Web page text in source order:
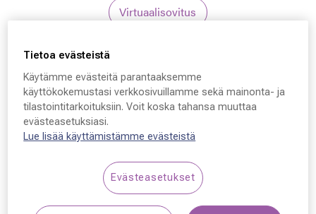
Virtuaalisovitus
Ray-Ban 4378, 710/13
Tietoa evästeistä
Käytämme evästeitä parantaaksemme
käyttökokemustasi verkkosivuillamme sekä mainonta- ja
tilastointitarkoituksiin. Voit koska tahansa muuttaa
evästeasetuksiasi.
Lue lisää käyttämistämme evästeistä
Evästeasetukset